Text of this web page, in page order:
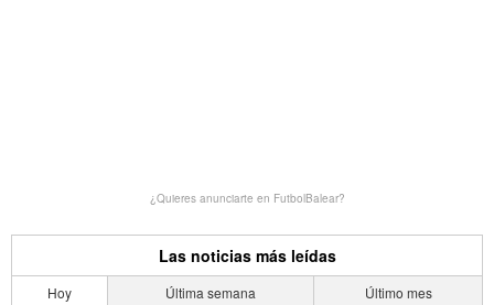
¿Quieres anunciarte en FutbolBalear?
Las noticias más leídas
Hoy Última semana Último mes